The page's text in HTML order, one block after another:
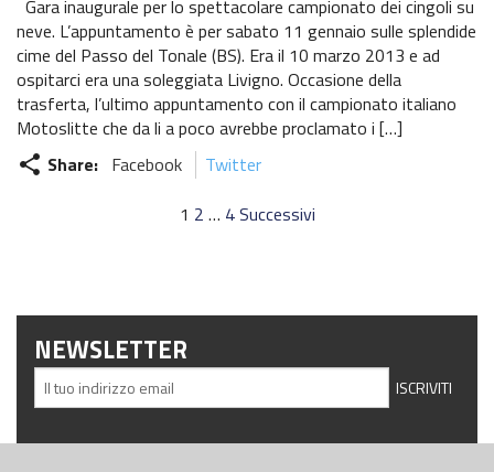
Gara inaugurale per lo spettacolare campionato dei cingoli su
neve. L’appuntamento è per sabato 11 gennaio sulle splendide
cime del Passo del Tonale (BS). Era il 10 marzo 2013 e ad
ospitarci era una soleggiata Livigno. Occasione della
trasferta, l’ultimo appuntamento con il campionato italiano
Motoslitte che da li a poco avrebbe proclamato i […]
share Share: Facebook Twitter
1 2 … 4Successivi
NEWSLETTER